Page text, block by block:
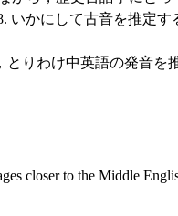
いかにして古音を推定す
りわけ中英語の発音を
closer to the Middle